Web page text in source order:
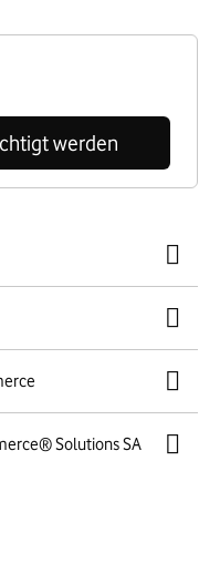
werden
Solutions SA